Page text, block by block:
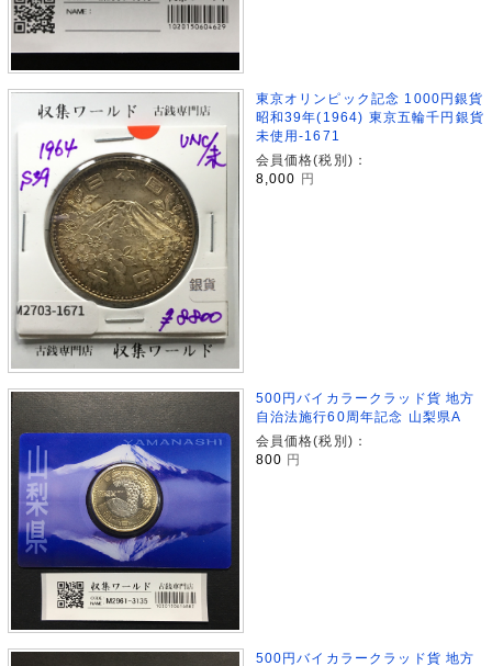
東京オリンピック記念 1000円銀貨
昭和39年(1964) 東京五輪千円銀貨
未使用-1671
会員価格(税別)：
8,000 円
500円バイカラークラッド貨 地方
自治法施行60周年記念 山梨県A
会員価格(税別)：
800 円
500円バイカラークラッド貨 地方